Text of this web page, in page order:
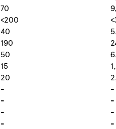
70
<200
40
190
50
15
20
-
-
-
-
-
-
- -